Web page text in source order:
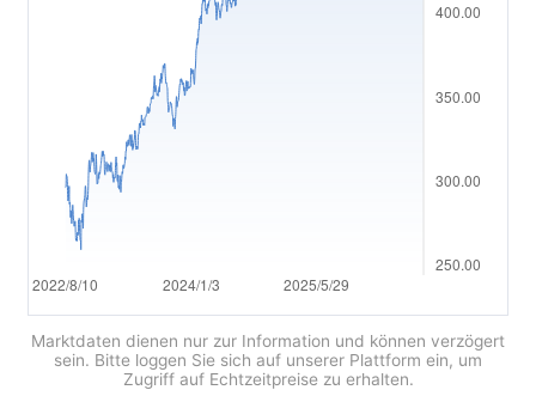
한국어
Tiếng việt
Bahasa Indonesia
Bahasa Melayu
Marktdaten dienen nur zur Information und können verzögert
sein. Bitte loggen Sie sich auf unserer Plattform ein, um
Zugriff auf Echtzeitpreise zu erhalten.